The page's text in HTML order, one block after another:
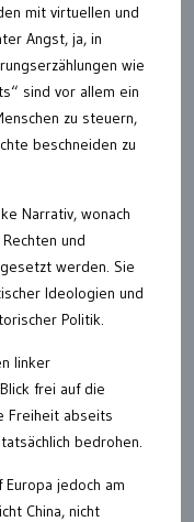
mit virtuellen und
Angst, ja, in
wie
sind vor allem ein
zu steuern,
beschneiden zu
Narrativ, wonach
und
werden. Sie
Ideologien und
Politik.
linker
frei auf die
Freiheit abseits
bedrohen.
Europa jedoch am
China, nicht